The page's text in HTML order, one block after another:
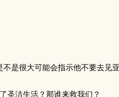
是很大可能会指示他不要去见
圣洁生活？那谁来救我们？